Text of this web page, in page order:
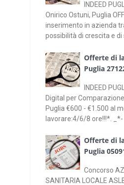
INDEED
Onirico Ostuni, Puglia
inserimento in azienda
possibilità di crescita e di
Offerte di
Puglia
INDEED
Digital per
Puglia €600 - €1.500 al
lavorare:4/6/8 ore!!!*. _*-
Offerte di
Puglia
Concorso
SANITARIA LOCALE